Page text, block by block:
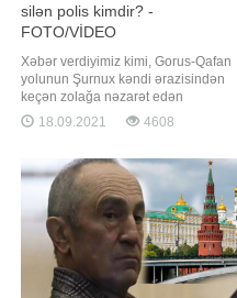
silən polis kimdir? -
FOTO/VİDEO
Xəbər verdiyimiz kimi, Gorus-Qafan
yolunun Şurnux kəndi ərazisindən
keçən zolağa nəzarət edən
Azərbaycan polisi burada hərəkət
edən avtomobilin üzərindəki
qondarma "bayrağı"nı elə yerindəcə
süngü ilə qazıyıb. Sosial
şəbəkələrdə yayılan məlumata
görə, həmi
18.09.2021 4608